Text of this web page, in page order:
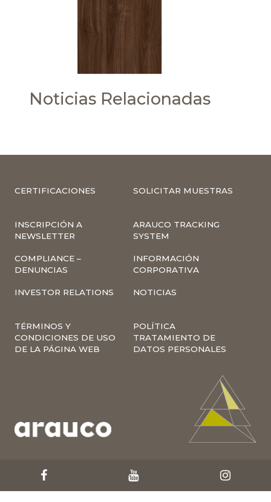
Noticias Relacionadas
CERTIFICACIONES SOLICITAR MUESTRAS
INSCRIPCIÓN A
NEWSLETTER
ARAUCO TRACKING
SYSTEM
COMPLIANCE –
DENUNCIAS
INFORMACIÓN
CORPORATIVA
INVESTOR RELATIONS NOTICIAS
TÉRMINOS Y
CONDICIONES DE USO
DE LA PÁGINA WEB
POLÍTICA
TRATAMIENTO DE
DATOS PERSONALES